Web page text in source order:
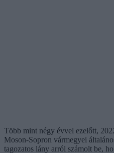
Több mint négy évvel ezelőtt,
Moson-Sopron vármegyei
tagozatos lány arról számolt be,